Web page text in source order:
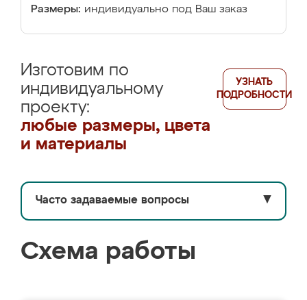
Размеры: индивидуально под Ваш заказ
Изготовим по
индивидуальному
проекту:
любые размеры, цвета
и материалы
УЗНАТЬ
ПОДРОБНОСТИ
Часто задаваемые вопросы ▼
Схема работы